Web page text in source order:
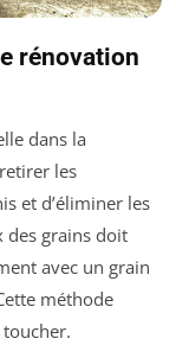
rénovation
dans la
les
et d’éliminer les
des grains doit
avec un grain
méthode